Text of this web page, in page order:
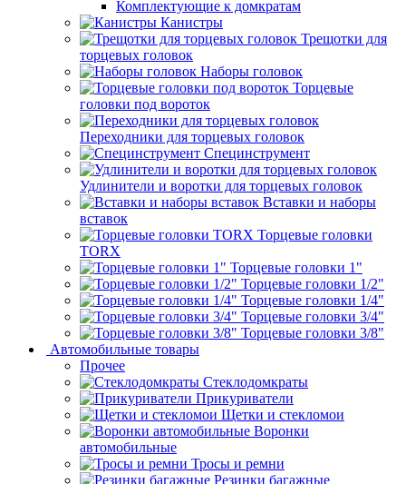
Комплектующие к домкратам
Канистры
Трещотки для
торцевых головок
Наборы головок
Торцевые
головки под вороток
Переходники для торцевых головок
Специнструмент
Удлинители и воротки для торцевых головок
Вставки и наборы
вставок
Торцевые головки
TORX
Торцевые головки 1"
Торцевые головки 1/2"
Торцевые головки 1/4"
Торцевые головки 3/4"
Торцевые головки 3/8"
Автомобильные товары
Прочее
Стеклодомкраты
Прикуриватели
Щетки и стекломои
Воронки
автомобильные
Тросы и ремни
Резинки багажные